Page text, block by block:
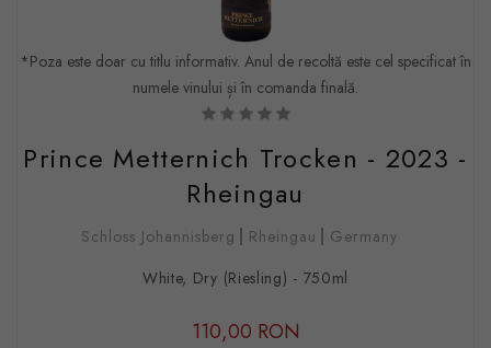
*Poza este doar cu titlu informativ. Anul de recoltă este cel specificat în
numele vinului și în comanda finală.
Prince Metternich Trocken - 2023 -
Rheingau
Schloss Johannisberg Rheingau
Germany
White, Dry (Riesling) - 750ml
110,00 RON